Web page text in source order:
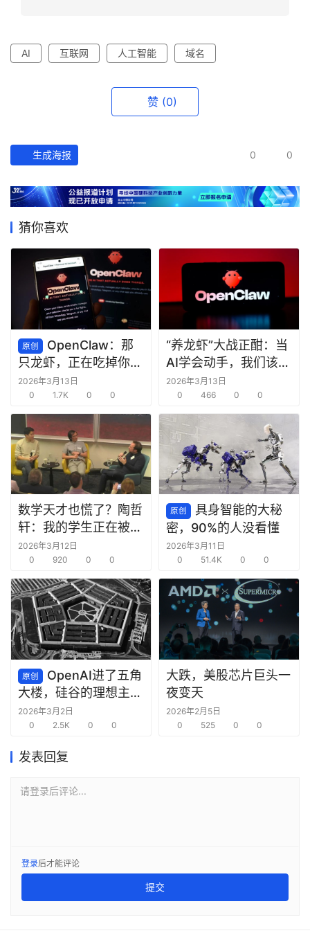
AI 互联网 人工智能 域名
赞 (0)
生成海报 0 0
猜你喜欢
原创
OpenClaw：那
只龙虾，正在吃掉你的
脑子
2026年3月13日
0
1.7K 0 0
“养龙虾”大战正酣：当
AI学会动手，我们该欢
呼还是警惕？
2026年3月13日
0
466 0 0
数学天才也慌了？陶哲
轩：我的学生正在被
AI“毁掉”
2026年3月12日
0
920 0 0
原创
具身智能的大秘
密，90%的人没看懂
2026年3月11日
0
51.4K 0 0
原创
OpenAI进了五角
大楼，硅谷的理想主义
死了
2026年3月2日
0
2.5K 0 0
大跌，美股芯片巨头一
夜变天
2026年2月5日
0
525 0 0
发表回复
请登录后评论...
登录后才能评论
提交